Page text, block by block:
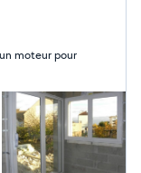
moteur pour